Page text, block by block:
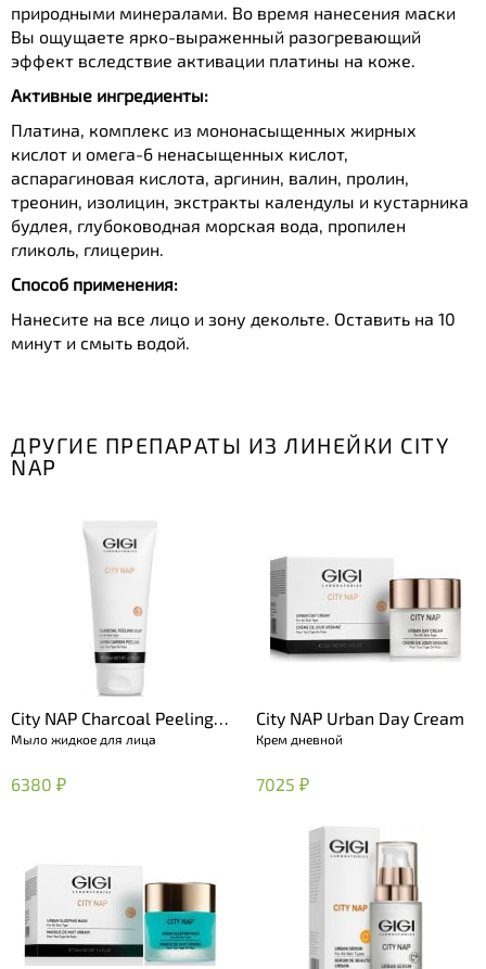
природными минералами. Во время нанесения маски
Вы ощущаете ярко-выраженный разогревающий
эффект вследствие активации платины на коже.
Активные ингредиенты:
Платина, комплекс из мононасыщенных жирных
кислот и омега-6 ненасыщенных кислот,
аспарагиновая кислота, аргинин, валин, пролин,
треонин, изолицин, экстракты календулы и кустарника
будлея, глубоководная морская вода, пропилен
гликоль, глицерин.
Способ применения:
Нанесите на все лицо и зону декольте. Оставить на 10
минут и смыть водой.
ДРУГИЕ ПРЕПАРАТЫ ИЗ ЛИНЕЙКИ CITY
NAP
City NAP Charcoal Peeling
soap
Мыло жидкое для лица
6380 ₽
City NAP Urban Day Cream
Крем дневной
7025 ₽